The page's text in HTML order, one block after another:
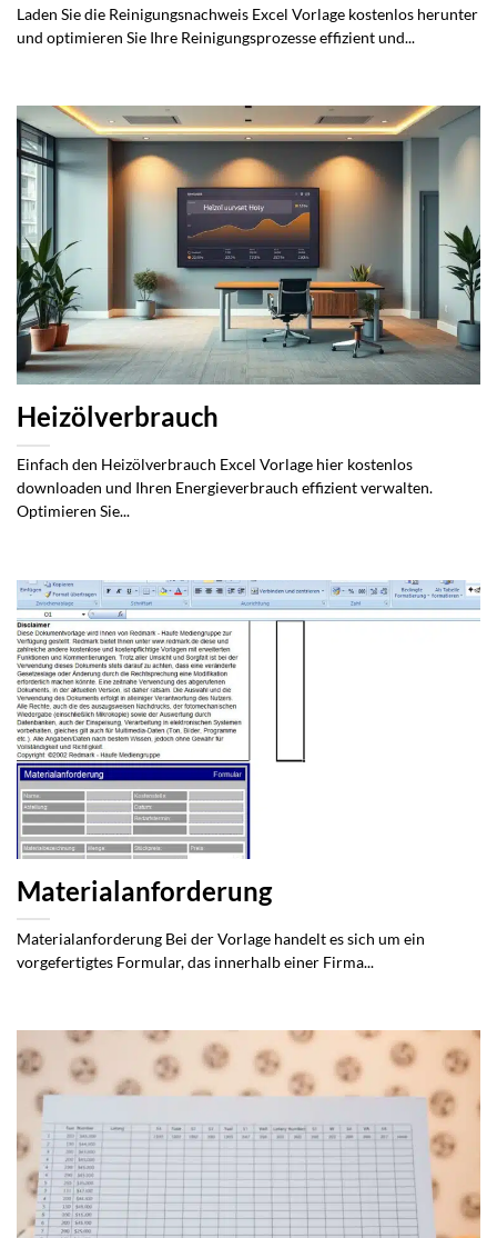
Laden Sie die Reinigungsnachweis Excel Vorlage kostenlos herunter
und optimieren Sie Ihre Reinigungsprozesse effizient und...
Heizölverbrauch
Einfach den Heizölverbrauch Excel Vorlage hier kostenlos
downloaden und Ihren Energieverbrauch effizient verwalten.
Optimieren Sie...
Materialanforderung
Materialanforderung Bei der Vorlage handelt es sich um ein
vorgefertigtes Formular, das innerhalb einer Firma...